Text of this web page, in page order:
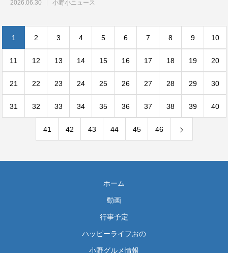
2026.06.30 小野小ニュース
1 2 3 4 5 6 7 8 9 10
11 12 13 14 15 16 17 18 19 20
21 22 23 24 25 26 27 28 29 30
31 32 33 34 35 36 37 38 39 40
41 42 43 44 45 46
ホーム
動画
行事予定
ハッピーライフおの
小野グルメ情報